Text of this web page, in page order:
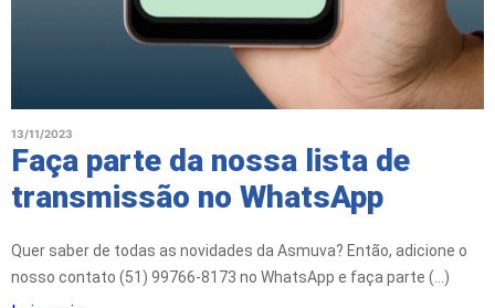
13/11/2023
Faça parte da nossa lista de
transmissão no WhatsApp
Quer saber de todas as novidades da Asmuva? Então, adicione o
nosso contato (51) 99766-8173 no WhatsApp e faça parte (...)